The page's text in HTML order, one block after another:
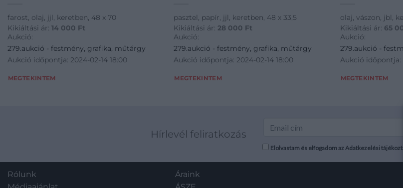
farost, olaj, jjl, keretben, 48 x 70
Kikiáltási ár: 14 000 Ft
Aukció:
279.aukció - festmény, grafika, műtárgy
Aukció időpontja: 2024-02-14 18:00
MEGTEKINTEM
pasztel, papír, jjl, keretben, 48 x 33,5
Kikiáltási ár: 28 000 Ft
Aukció:
279.aukció - festmény, grafika, műtárgy
Aukció időpontja: 2024-02-14 18:00
MEGTEKINTEM
olaj, vászon, jbl,
Kikiáltási ár: 65
Aukció:
279.aukció -
Aukció időpontja:
MEGTEKINTEM
Hírlevél feliratkozás
Elolvastam és elfogadom az Adatkezelési
Rólunk
Áraink